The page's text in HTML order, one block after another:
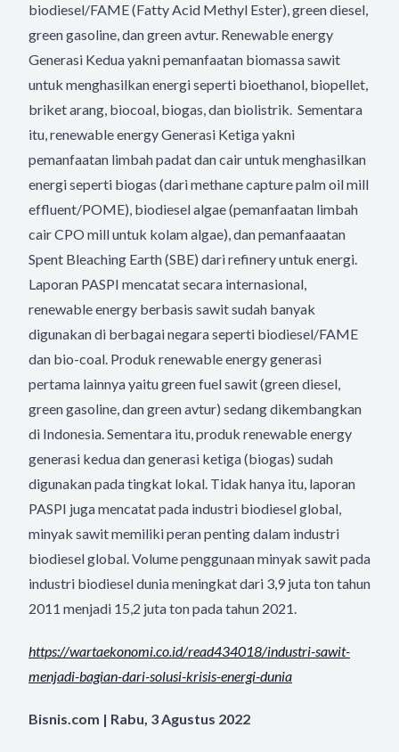
biodiesel/FAME (Fatty Acid Methyl Ester), green diesel,
green gasoline, dan green avtur. Renewable energy
Generasi Kedua yakni pemanfaatan biomassa sawit
untuk menghasilkan energi seperti bioethanol, biopellet,
briket arang, biocoal, biogas, dan biolistrik. Sementara
itu, renewable energy Generasi Ketiga yakni
pemanfaatan limbah padat dan cair untuk menghasilkan
energi seperti biogas (dari methane capture palm oil mill
effluent/POME), biodiesel algae (pemanfaatan limbah
cair CPO mill untuk kolam algae), dan pemanfaaatan
Spent Bleaching Earth (SBE) dari refinery untuk energi.
Laporan PASPI mencatat secara internasional,
renewable energy berbasis sawit sudah banyak
digunakan di berbagai negara seperti biodiesel/FAME
dan bio-coal. Produk renewable energy generasi
pertama lainnya yaitu green fuel sawit (green diesel,
green gasoline, dan green avtur) sedang dikembangkan
di Indonesia. Sementara itu, produk renewable energy
generasi kedua dan generasi ketiga (biogas) sudah
digunakan pada tingkat lokal. Tidak hanya itu, laporan
PASPI juga mencatat pada industri biodiesel global,
minyak sawit memiliki peran penting dalam industri
biodiesel global. Volume penggunaan minyak sawit pada
industri biodiesel dunia meningkat dari 3,9 juta ton tahun
2011 menjadi 15,2 juta ton pada tahun 2021.
https://wartaekonomi.co.id/read434018/industri-sawit-
menjadi-bagian-dari-solusi-krisis-energi-dunia
Bisnis.com | Rabu, 3 Agustus 2022